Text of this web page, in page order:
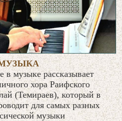
в музыке рассказывает
хора Раифского
(Темираев), который в
для самых разных
музыки